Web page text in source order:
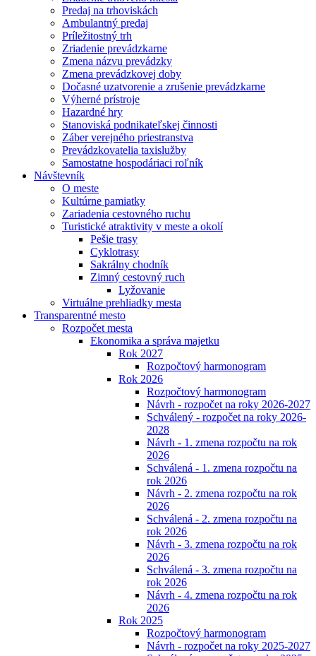
Predaj na trhoviskách
Ambulantný predaj
Príležitostný trh
Zriadenie prevádzkarne
Zmena názvu prevádzky
Zmena prevádzkovej doby
Dočasné uzatvorenie a zrušenie prevádzkarne
Výherné prístroje
Hazardné hry
Stanoviská podnikateľskej činnosti
Záber verejného priestranstva
Prevádzkovatelia taxislužby
Samostatne hospodáriaci roľník
Návštevník
O meste
Kultúrne pamiatky
Zariadenia cestovného ruchu
Turistické atraktivity v meste a okolí
Pešie trasy
Cyklotrasy
Sakrálny chodník
Zimný cestovný ruch
Lyžovanie
Virtuálne prehliadky mesta
Transparentné mesto
Rozpočet mesta
Ekonomika a správa majetku
Rok 2027
Rozpočtový harmonogram
Rok 2026
Rozpočtový harmonogram
Návrh - rozpočet na roky 2026-2027
Schválený - rozpočet na roky 2026-
2028
Návrh - 1. zmena rozpočtu na rok
2026
Schválená - 1. zmena rozpočtu na
rok 2026
Návrh - 2. zmena rozpočtu na rok
2026
Schválená - 2. zmena rozpočtu na
rok 2026
Návrh - 3. zmena rozpočtu na rok
2026
Schválená - 3. zmena rozpočtu na
rok 2026
Návrh - 4. zmena rozpočtu na rok
2026
Rok 2025
Rozpočtový harmonogram
Návrh - rozpočet na roky 2025-2027